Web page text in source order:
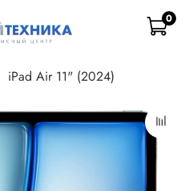
0
iPad Air 11" (2024)